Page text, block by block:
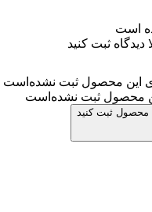
است
دیدگاه ثبت کنید
این محصول ثبت نشده‌است
محصول ثبت نشده‌است
محصول ثبت کنید